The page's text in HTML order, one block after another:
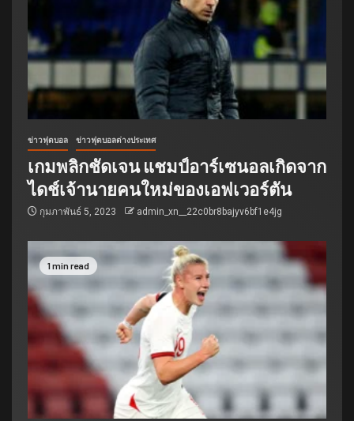
ข่าวฟุตบอล ข่าวฟุตบอลต่างประเทศ
เกมพลิกชัดเจน แชมป์อาร์เซนอลเกิดจาก
ไดช์เจ้านายคนใหม่ของเอฟเวอร์ตัน
กุมภาพันธ์ 5, 2023 admin_xn__22c0br8bajyv6bf1e4jg
1 min read